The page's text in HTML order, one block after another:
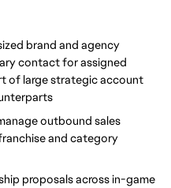
brand and agency
contact for assigned
of large strategic account
outbound sales
and category
proposals across in-game